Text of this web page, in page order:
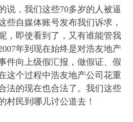
，我们这些70多岁的人被逼
些自媒体账号发布我们诉求，
，即使看到了，又有谁能管我
年到现在始终是对浩友地产
件向上级假汇报，做假证、假
这个过程中浩友地产公司花重
法的现在也合法了。我们这些
村民到哪儿讨公道去！